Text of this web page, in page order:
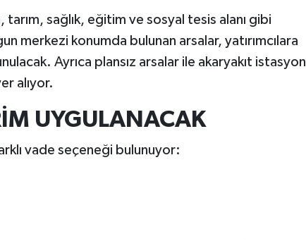
sağlık, eğitim ve sosyal tesis alanı gibi
merkezi konumda bulunan arsalar, yatırımcılara
Ayrıca plansız arsalar ile akaryakıt istasyon
alıyor.
UYGULANACAK
vade seçeneği bulunuyor: